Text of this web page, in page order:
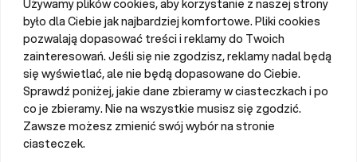
Używamy plików cookies, aby korzystanie z naszej strony
było dla Ciebie jak najbardziej komfortowe. Pliki cookies
pozwalają dopasować treści i reklamy do Twoich
zainteresowań. Jeśli się nie zgodzisz, reklamy nadal będą
się wyświetlać, ale nie będą dopasowane do Ciebie.
Sprawdź poniżej, jakie dane zbieramy w ciasteczkach i po
co je zbieramy. Nie na wszystkie musisz się zgodzić.
Zawsze możesz zmienić swój wybór na stronie
ciasteczek.